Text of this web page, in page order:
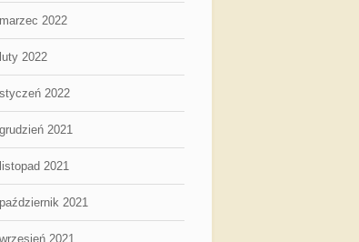
marzec 2022
luty 2022
styczeń 2022
grudzień 2021
listopad 2021
październik 2021
wrzesień 2021